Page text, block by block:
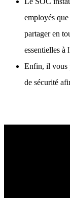
employés
partager en
essentielles à
Enfin, il vous
de sécurité